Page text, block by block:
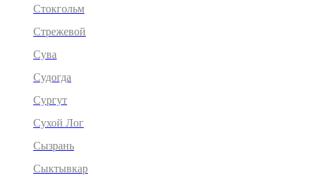
Стокгольм
Стрежевой
Сува
Судогда
Сургут
Сухой Лог
Сызрань
Сыктывкар